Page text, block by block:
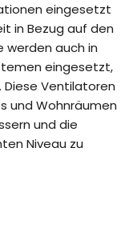
eingesetzt
in Bezug auf den
werden auch in
eingesetzt,
Ventilatoren
und Wohnräumen
und die
Niveau zu